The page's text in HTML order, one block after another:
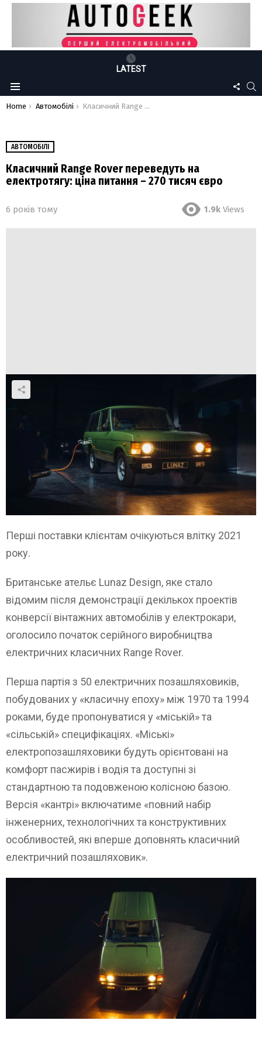
LATEST
Menu
US
You are here:
Home Автомобілі Класичний Range Rover переведуть на електротягу: ціна питання – 270 тисяч євро
АВТОМОБІЛІ
Класичний Range Rover переведуть на
електротягу: ціна питання – 270 тисяч євро
6 років тому 1.9k Views
Перші поставки клієнтам очікуються влітку 2021
року.
Британське ательє Lunaz Design, яке стало
відомим після демонстрації декількох проектів
конверсії вінтажних автомобілів у електрокари,
оголосило початок серійного виробництва
електричних класичних Range Rover.
Перша партія з 50 електричних позашляховиків,
побудованих у «класичну епоху» між 1970 та 1994
роками, буде пропонуватися у «міській» та
«сільській» специфікаціях. «Міські»
електропозашляховики будуть орієнтовані на
комфорт пасжирів і водія та доступні зі
стандартною та подовженою колісною базою.
Версія «кантрі» включатиме «повний набір
інженерних, технологічних та конструктивних
особливостей, які вперше доповнять класичний
електричний позашляховик».